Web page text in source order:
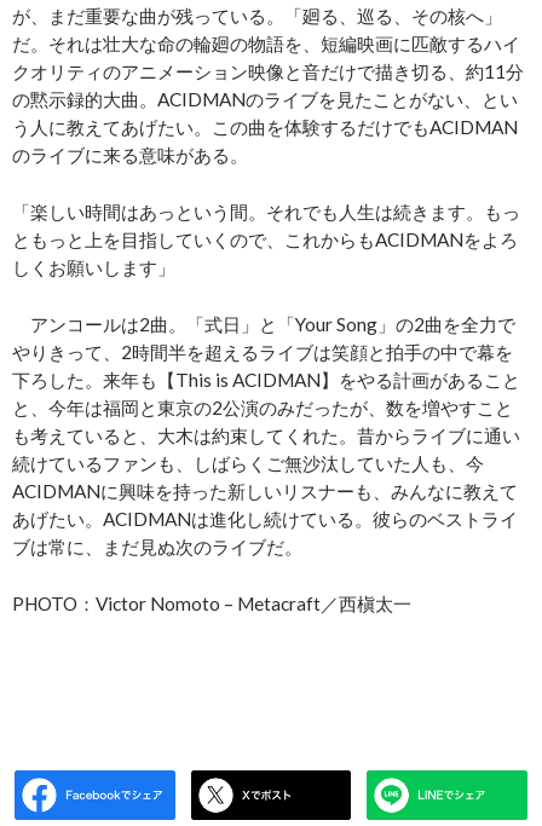
が、まだ重要な曲が残っている。「廻る、巡る、その核へ」
だ。それは壮大な命の輪廻の物語を、短編映画に匹敵するハイ
クオリティのアニメーション映像と音だけで描き切る、約11分
の黙示録的大曲。ACIDMANのライブを見たことがない、とい
う人に教えてあげたい。この曲を体験するだけでもACIDMAN
のライブに来る意味がある。
「楽しい時間はあっという間。それでも人生は続きます。もっ
ともっと上を目指していくので、これからもACIDMANをよろ
しくお願いします」
アンコールは2曲。「式日」と「Your Song」の2曲を全力で
やりきって、2時間半を超えるライブは笑顔と拍手の中で幕を
下ろした。来年も【This is ACIDMAN】をやる計画があること
と、今年は福岡と東京の2公演のみだったが、数を増やすこと
も考えていると、大木は約束してくれた。昔からライブに通い
続けているファンも、しばらくご無沙汰していた人も、今
ACIDMANに興味を持った新しいリスナーも、みんなに教えて
あげたい。ACIDMANは進化し続けている。彼らのベストライ
ブは常に、まだ見ぬ次のライブだ。
PHOTO：Victor Nomoto – Metacraft／西槇太一